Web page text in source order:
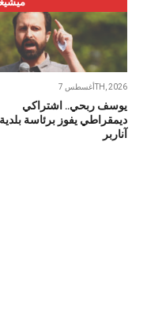
أغسطس 7TH, 2026
يوسف ربحي.. اشتراكي
ديمقراطي يفوز برئاسة بلدية
آناربر